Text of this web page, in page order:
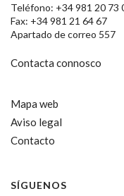
Teléfono: +34 981 20 73
Fax: +34 981 21 64 67
Apartado de correo 557
Contacta connosco
Mapa web
Aviso legal
Contacto
SÍGUENOS